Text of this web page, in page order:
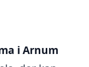
i Arnum